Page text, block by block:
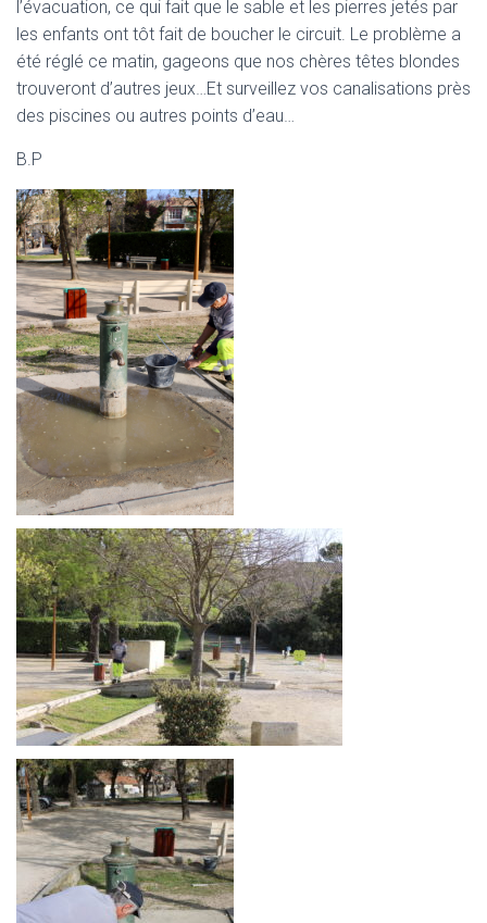
l’évacuation, ce qui fait que le sable et les pierres jetés par
les enfants ont tôt fait de boucher le circuit. Le problème a
été réglé ce matin, gageons que nos chères têtes blondes
trouveront d’autres jeux…Et surveillez vos canalisations près
des piscines ou autres points d’eau…
B.P